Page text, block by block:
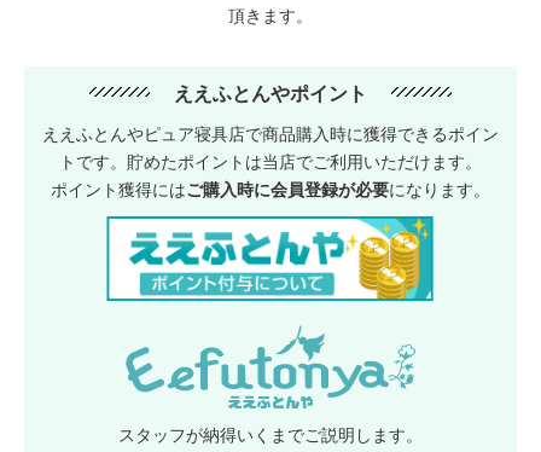
頂きます。
ええふとんやポイント
ええふとんやピュア寝具店で商品購入時に獲得できるポイン
トです。貯めたポイントは当店でご利用いただけます。
ポイント獲得にはご購入時に会員登録が必要になります。
スタッフが納得いくまでご説明します。